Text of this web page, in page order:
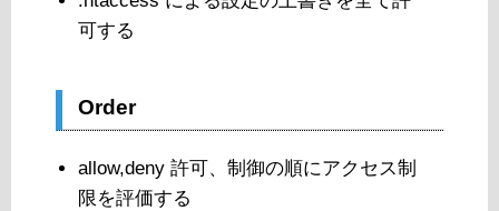
可する
Order
allow,deny 許可、制御の順にアクセス制
限を評価する